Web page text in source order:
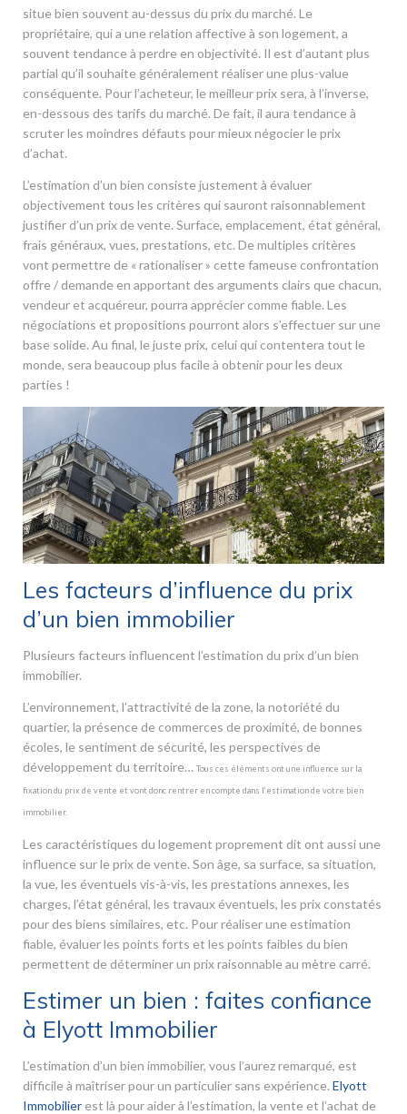
situe bien souvent au-dessus du prix du marché. Le
propriétaire, qui a une relation affective à son logement, a
souvent tendance à perdre en objectivité. Il est d’autant plus
partial qu’il souhaite généralement réaliser une plus-value
conséquente. Pour l’acheteur, le meilleur prix sera, à l’inverse,
en-dessous des tarifs du marché. De fait, il aura tendance à
scruter les moindres défauts pour mieux négocier le prix
d’achat.
L’estimation d’un bien consiste justement à évaluer
objectivement tous les critères qui sauront raisonnablement
justifier d’un prix de vente. Surface, emplacement, état général,
frais généraux, vues, prestations, etc. De multiples critères
vont permettre de « rationaliser » cette fameuse confrontation
offre / demande en apportant des arguments clairs que chacun,
vendeur et acquéreur, pourra apprécier comme fiable. Les
négociations et propositions pourront alors s’effectuer sur une
base solide. Au final, le juste prix, celui qui contentera tout le
monde, sera beaucoup plus facile à obtenir pour les deux
parties !
Les facteurs d’influence du prix
d’un bien immobilier
Plusieurs facteurs influencent l’estimation du prix d’un bien
immobilier.
L’environnement, l’attractivité de la zone, la notoriété du
quartier, la présence de commerces de proximité, de bonnes
écoles, le sentiment de sécurité, les perspectives de
développement du territoire… Tous ces éléments ont une influence sur la
fixation du prix de vente et vont donc rentrer en compte dans l’estimation de votre bien
immobilier.
Les caractéristiques du logement proprement dit ont aussi une
influence sur le prix de vente. Son âge, sa surface, sa situation,
la vue, les éventuels vis-à-vis, les prestations annexes, les
charges, l’état général, les travaux éventuels, les prix constatés
pour des biens similaires, etc. Pour réaliser une estimation
fiable, évaluer les points forts et les points faibles du bien
permettent de déterminer un prix raisonnable au mètre carré.
Estimer un bien : faites confiance
à Elyott Immobilier
L’estimation d’un bien immobilier, vous l’aurez remarqué, est
difficile à maîtriser pour un particulier sans expérience. Elyott
Immobilier est là pour aider à l’estimation, la vente et l’achat de